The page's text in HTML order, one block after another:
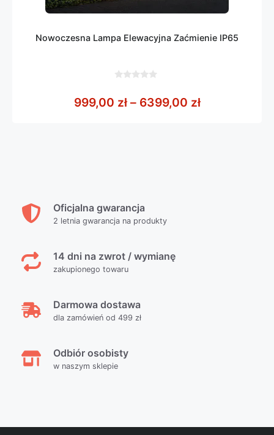
Nowoczesna Lampa Elewacyjna Zaćmienie IP65
5
999,00 zł – 6399,00 złZakres cen:
Oficjalna gwarancja
2 letnia gwarancja na produkty
14 dni na zwrot / wymianę
zakupionego towaru
Darmowa dostawa
dla zamówień od 499 zł
Odbiór osobisty
w naszym sklepie